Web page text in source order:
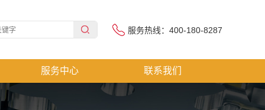
服务热线：400-180-8287
服务中心 联系我们